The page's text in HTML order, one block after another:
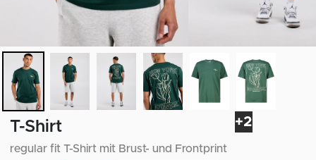
+2
T-Shirt
regular fit T-Shirt mit Brust- und Frontprint